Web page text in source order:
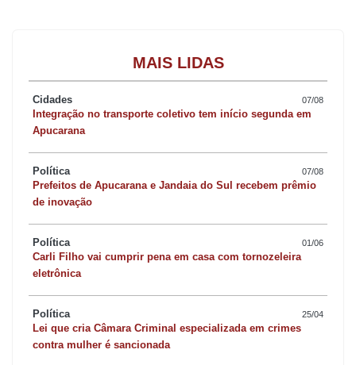
MAIS LIDAS
Cidades 07/08
Integração no transporte coletivo tem início segunda em
Apucarana
Política 07/08
Prefeitos de Apucarana e Jandaia do Sul recebem prêmio
de inovação
Política 01/06
Carli Filho vai cumprir pena em casa com tornozeleira
eletrônica
Política 25/04
Lei que cria Câmara Criminal especializada em crimes
contra mulher é sancionada